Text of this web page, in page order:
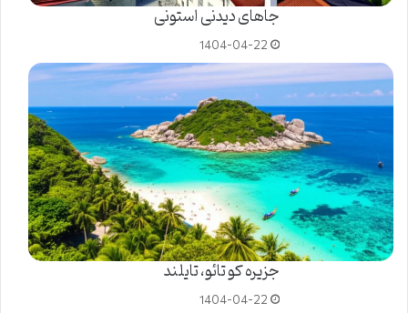
جاهای دیدنی استونی
1404-04-22
جزیره کو تائو، تایلند
1404-04-22